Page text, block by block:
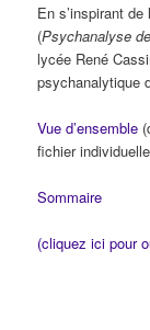
En s’inspirant
(Psychanalyse
lycée René
psychanalytique
Vue d’ensemble
fichier
Sommaire
(cliquez ici pour